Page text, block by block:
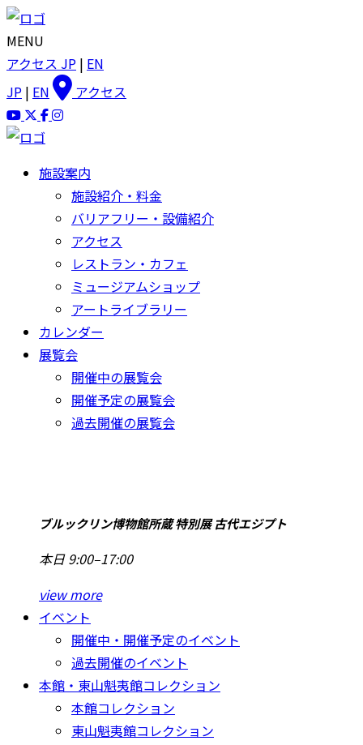
MENU
アクセス JP | EN
JP | EN アクセス
施設案内
施設紹介・料金
バリアフリー・設備紹介
アクセス
レストラン・カフェ
ミュージアムショップ
アートライブラリー
カレンダー
展覧会
開催中の展覧会
開催予定の展覧会
過去開催の展覧会
ブルックリン博物館所蔵 特別展 古代エジプト
本日 9:00–17:00
view more
イベント
開催中・開催予定のイベント
過去開催のイベント
本館・東山魁夷館コレクション
本館コレクション
東山魁夷館コレクション